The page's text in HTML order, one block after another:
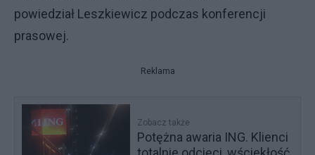
powiedział Leszkiewicz podczas konferencji
prasowej.
Reklama
Zobacz także
Potężna awaria ING. Klienci